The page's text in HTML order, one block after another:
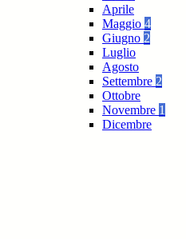
Aprile
Maggio 4
Giugno 2
Luglio
Agosto
Settembre 2
Ottobre
Novembre 1
Dicembre